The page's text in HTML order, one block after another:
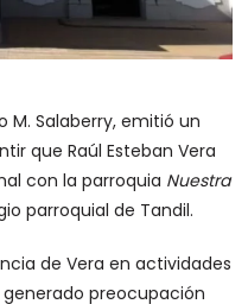
M. Salaberry, emitió un
que Raúl Esteban Vera
con la parroquia Nuestra
parroquial de Tandil.
de Vera en actividades
preocupación